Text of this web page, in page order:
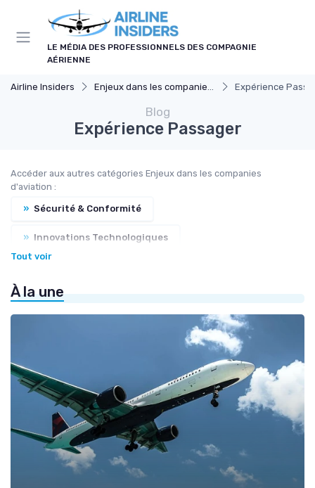
LE MÉDIA DES PROFESSIONNELS DES COMPAGNIE
AÉRIENNE
Airline Insiders Enjeux dans les companies d'aviation Expérience
Blog
Expérience Passager
Accéder aux autres catégories Enjeux dans les companies
d'aviation :
» Sécurité & Conformité
» Innovations Technologiques
» Formation & Compétences
» Développement Durable
Gestion Coûts Opérationnels
» Réglementations Internationales
Tout voir
À la une
Panneau de gestion des cookies